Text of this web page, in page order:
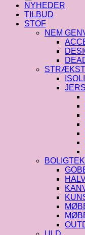
NYHEDER
TILBUD
STOF
NEM